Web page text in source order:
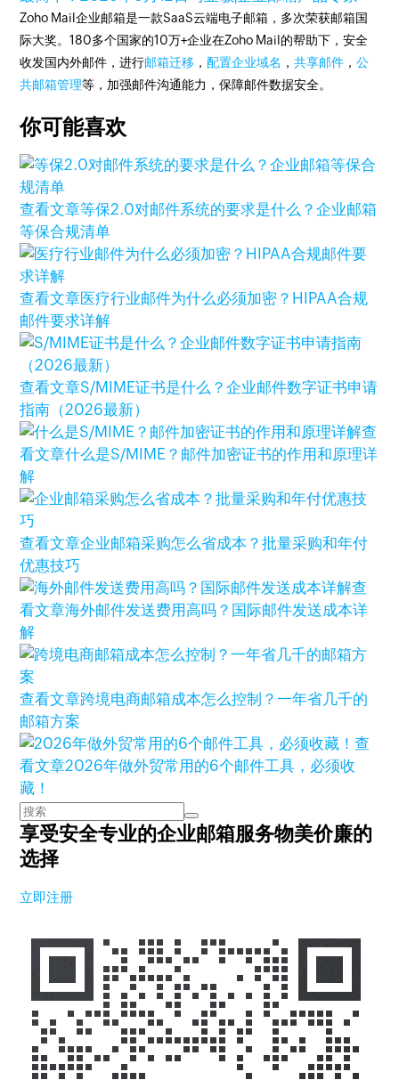
Zoho Mail企业邮箱是一款SaaS云端电子邮箱，多次荣获邮箱国
际大奖。180多个国家的10万+企业在Zoho Mail的帮助下，安全
收发国内外邮件，进行邮箱迁移 ，配置企业域名 ，共享邮件 ，公
共邮箱管理等，加强邮件沟通能力，保障邮件数据安全。
你可能喜欢
查看文章等保2.0对邮件系统的要求是什么？企业邮箱
等保合规清单
查看文章医疗行业邮件为什么必须加密？HIPAA合规
邮件要求详解
查看文章S/MIME证书是什么？企业邮件数字证书申请
指南（2026最新）
查
看文章什么是S/MIME？邮件加密证书的作用和原理详
解
查看文章企业邮箱采购怎么省成本？批量采购和年付
优惠技巧
查
看文章海外邮件发送费用高吗？国际邮件发送成本详
解
查看文章跨境电商邮箱成本怎么控制？一年省几千的
邮箱方案
查
看文章2026年做外贸常用的6个邮件工具，必须收
藏！
享受安全专业的企业邮箱服务物美价廉的
选择
立即注册